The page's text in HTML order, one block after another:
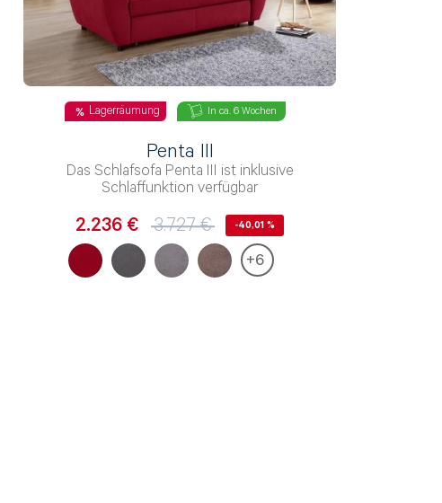
Lagerräumung In ca. 6 Wochen
Penta III
Das Schlafsofa Penta III ist inklusive
Schlaffunktion verfügbar
2.236 € 3.727 € -40,01 %
+6